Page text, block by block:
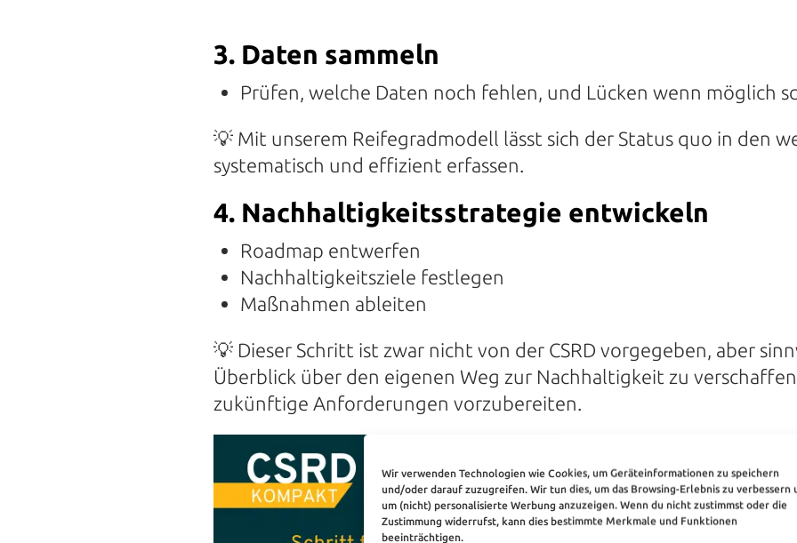
Wir verwenden Technologien wie Cookies, um Geräteinformationen zu speichern
und/oder darauf zuzugreifen. Wir tun dies, um das Browsing-Erlebnis zu verbessern
um (nicht) personalisierte Werbung anzuzeigen. Wenn du nicht zustimmst oder die
Zustimmung widerrufst, kann dies bestimmte Merkmale und Funktionen
beeinträchtigen.
3. Daten sammeln
Prüfen, welche Daten noch fehlen, und Lücken wenn möglich
💡 Mit unserem Reifegradmodell lässt sich der Status quo in den
systematisch und effizient erfassen.
4. Nachhaltigkeitsstrategie entwickeln
Roadmap entwerfen
Nachhaltigkeitsziele festlegen
Maßnahmen ableiten
💡 Dieser Schritt ist zwar nicht von der CSRD vorgegeben, aber
Überblick über den eigenen Weg zur Nachhaltigkeit zu
zukünftige Anforderungen vorzubereiten.